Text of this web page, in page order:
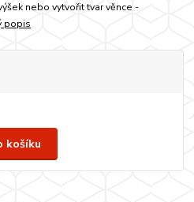
nebo vytvořit tvar věnce -
popis
košíku